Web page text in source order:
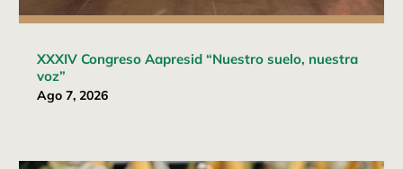
XXXIV Congreso Aapresid “Nuestro suelo, nuestra
voz”
Ago 7, 2026